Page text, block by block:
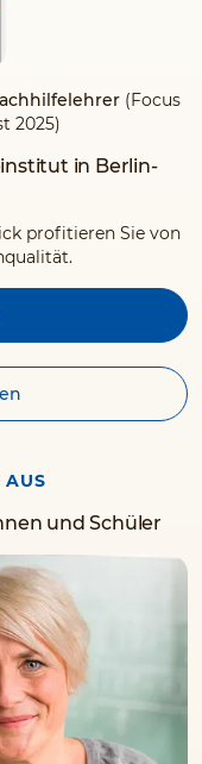
(Focus
2025)
in Berlin-
profitieren Sie von
AUS
und Schüler